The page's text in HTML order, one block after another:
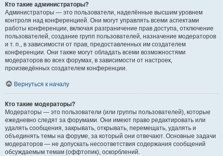
Кто такие администраторы?
Администраторы — это пользователи, наделённые высшим уровнем
контроля над конференцией. Они могут управлять всеми аспектами
работы конференции, включая разграничение прав доступа, отключение
пользователей, создание групп пользователей, назначение модераторов
и т. п., в зависимости от прав, предоставленных им создателем
конференции. Они также могут обладать всеми возможностями
модераторов во всех форумах, в зависимости от настроек,
произведённых создателем конференции.
Вернуться к началу
Кто такие модераторы?
Модераторы — это пользователи (или группы пользователей), которые
ежедневно следят за форумами. Они имеют право редактировать или
удалять сообщения, закрывать, открывать, перемещать, удалять и
объединять темы на форуме, за который они отвечают. Основные задачи
модераторов — не допускать несоответствия содержания сообщений
обсуждаемым темам (оффтопик), оскорблений.